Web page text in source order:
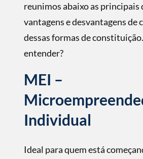
reunimos abaixo as principais
vantagens e desvantagens de
dessas formas de
entender?
MEI –
Individual
Ideal para quem está